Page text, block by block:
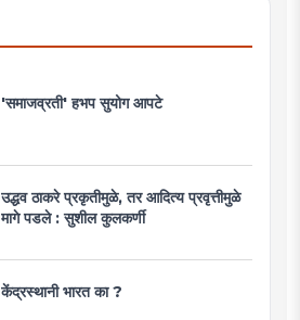
'समाजव्रती' हभप सुयोग आपटे
उद्धव ठाकरे प्रकृतीमुळे, तर आदित्य प्रवृत्तीमुळे
मागे पडले : सुशील कुलकर्णी
केंद्रस्थानी भारत का ?